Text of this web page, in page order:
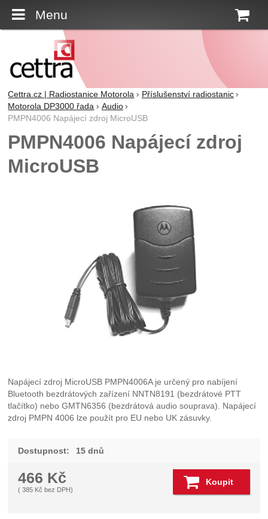
Menu
Cettra.cz | Radiostanice Motorola
Příslušenství radiostanic
Motorola DP3000 řada
Audio
PMPN4006 Napájecí zdroj MicroUSB
PMPN4006 Napájecí zdroj
MicroUSB
Napájecí zdroj MicroUSB PMPN4006A je určený pro nabíjení
Bluetooth bezdrátových zařízení NNTN8191 (bezdrátové PTT
tlačítko) nebo GMTN6356 (bezdrátová audio souprava). Napájecí
zdroj PMPN 4006 lze použít pro EU nebo UK zásuvky.
Dostupnost: 15 dnů
466 Kč
( 385 Kč bez DPH)
Koupit